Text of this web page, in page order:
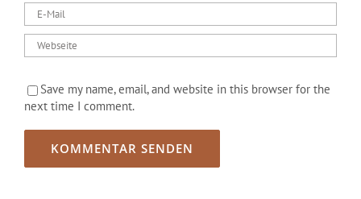
Save my name, email, and website in this browser for the
next time I comment.